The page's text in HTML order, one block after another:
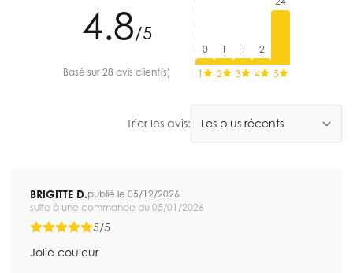
4.8/5
Basé sur 28 avis client(s)
0
1
1
2
1
3
2
4 5
Trier les avis:
BRIGITTE D.publié le 05/12/2026
suite à une commande du 05/01/2026
5/5
Jolie couleur